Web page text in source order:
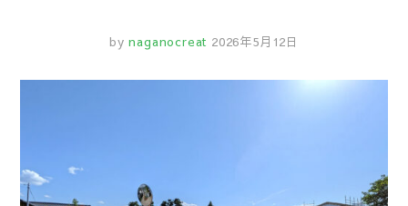
by naganocreat 2026年5月12日